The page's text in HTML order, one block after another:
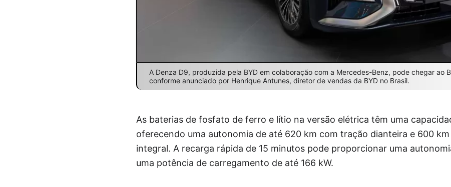
A Denza D9, produzida pela BYD em colaboração com a Mercedes-Benz, pode chegar ao
conforme anunciado por Henrique Antunes, diretor de vendas da BYD no Brasil.
As baterias de fosfato de ferro e lítio na versão elétrica têm uma
oferecendo uma autonomia de até 620 km com tração dianteira e 600
integral. A recarga rápida de 15 minutos pode proporcionar uma
uma potência de carregamento de até 166 kW.